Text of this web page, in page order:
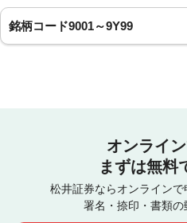
銘柄コード9001～9Y99
オンライン
まずは無料
松井証券ならオンラインで
署名・捺印・書類の